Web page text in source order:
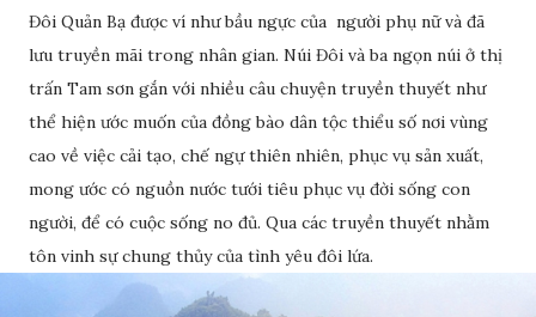
Đôi Quản Bạ được ví như bầu ngực của người phụ nữ và đã
lưu truyền mãi trong nhân gian. Núi Đôi và ba ngọn núi ở thị
trấn Tam sơn gắn với nhiều câu chuyện truyền thuyết như
thể hiện ước muốn của đồng bào dân tộc thiểu số nơi vùng
cao về việc cải tạo, chế ngự thiên nhiên, phục vụ sản xuất,
mong ước có nguồn nước tưới tiêu phục vụ đời sống con
người, để có cuộc sống no đủ. Qua các truyền thuyết nhằm
tôn vinh sự chung thủy của tình yêu đôi lứa.